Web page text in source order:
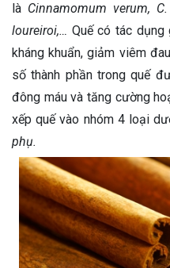
là Cinnamomum verum,
loureiroi,… Quế có tác dụng
kháng khuẩn, giảm viêm
số thành phần trong quế
đông máu và tăng cường
xếp quế vào nhóm 4 loại
phụ.